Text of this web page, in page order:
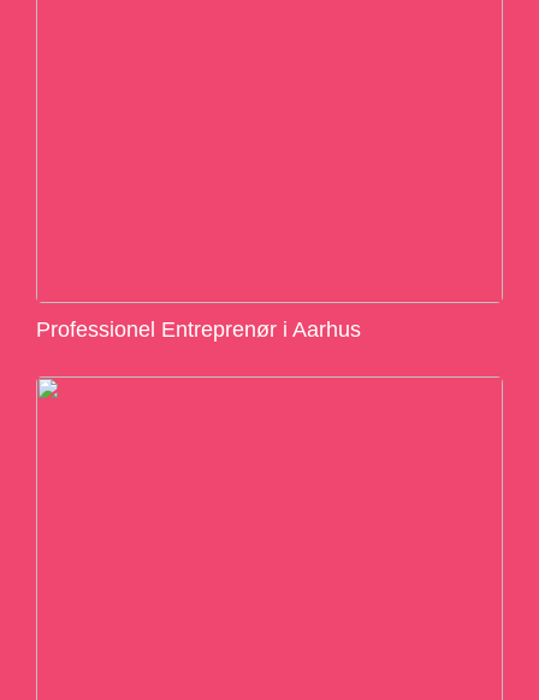
Professionel Entreprenør i Aarhus